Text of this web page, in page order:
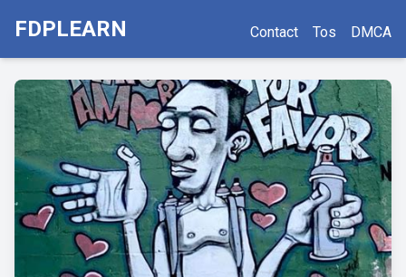
FDPLEARN Contact Tos DMCA